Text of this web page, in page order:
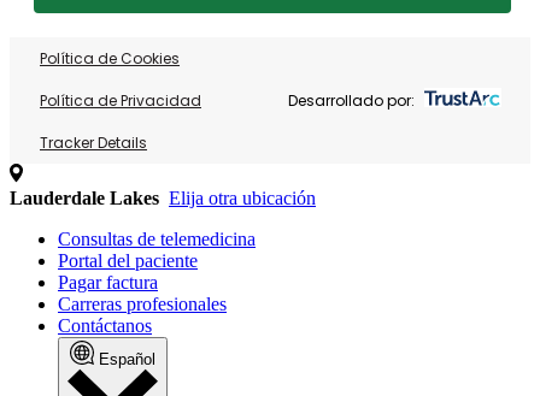
Política de Cookies
Política de Privacidad
Tracker Details
Desarrollado por:
Lauderdale Lakes Elija otra ubicación
Consultas de telemedicina
Portal del paciente
Pagar factura
Carreras profesionales
Contáctanos
Español